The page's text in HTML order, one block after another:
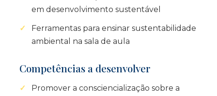
em desenvolvimento sustentável
Ferramentas para ensinar sustentabilidade
ambiental na sala de aula
Competências a desenvolver
Promover a consciencialização sobre a